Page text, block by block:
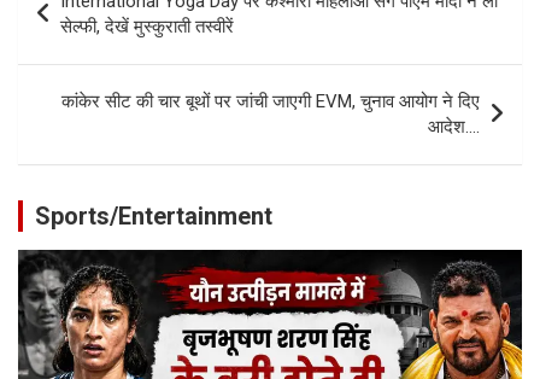
navigation
सेल्फी, देखें मुस्कुराती तस्वीरें
कांकेर सीट की चार बूथों पर जांची जाएगी EVM, चुनाव आयोग ने दिए
आदेश….
Sports/Entertainment